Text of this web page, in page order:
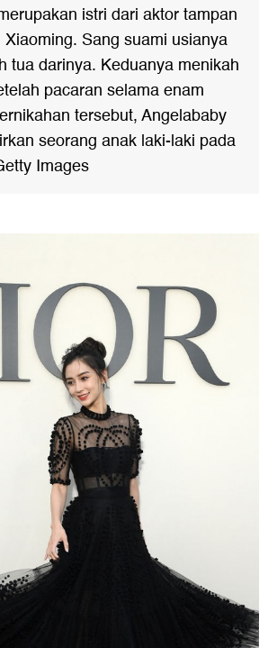
istri dari aktor tampan
Sang suami usianya
tua darinya. Keduanya menikah
pacaran selama enam
tersebut, Angelababy
seorang anak laki-laki pada
Images